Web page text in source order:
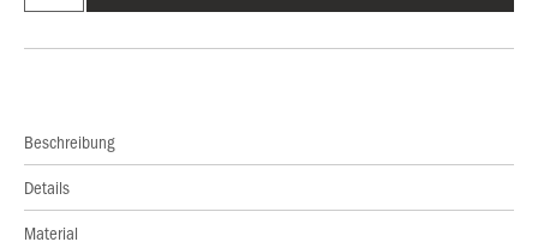
Beschreibung
Details
Material